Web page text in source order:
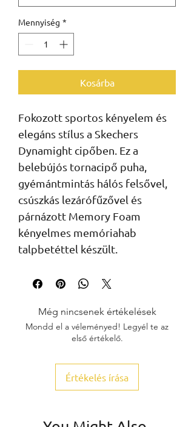
Mennyiség *
Kosárba
Fokozott sportos kényelem és
elegáns stílus a Skechers
Dynamight cipőben. Ez a
belebújós tornacipő puha,
gyémántmintás hálós felsővel,
csúszkás lezárófűzővel és
párnázott Memory Foam
kényelmes memóriahab
talpbetéttel készült.
Még nincsenek értékelések
Mondd el a véleményed! Legyél te az
első értékelő.
Értékelés írása